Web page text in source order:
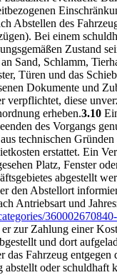
Abstellen des
Bei einem
Zustand
Sand, Schlamm,
Türen und das
Dokumente und
verpflichtet, diese
erheben.3.10
des Vorgangs
technischen
erstattet. Ein
Platz, Fenster
abgestellt
den Abstellort
Antriebsart und
zur Zahlung einer
und dort
Fahrzeug
abstellt oder